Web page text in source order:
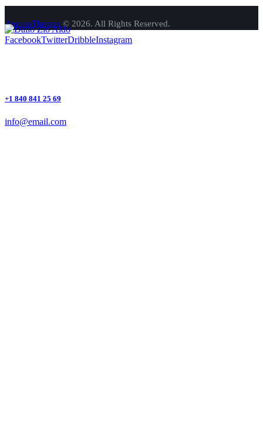
AncoraThemes © 2026. All Rights Reserved.
FacebookTwitterDribbleInstagram
+1 840 841 25 69
info@email.com